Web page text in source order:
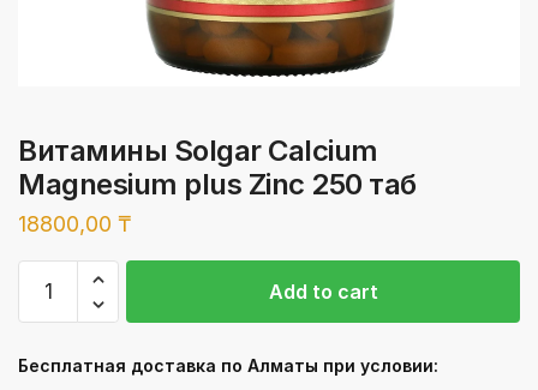
Витамины Solgar Calcium
Magnesium plus Zinc 250 таб
18800,00 ₸
Витамины
Solgar
Magnesium
Add to cart
Бесплатная доставка по Алматы при условии: